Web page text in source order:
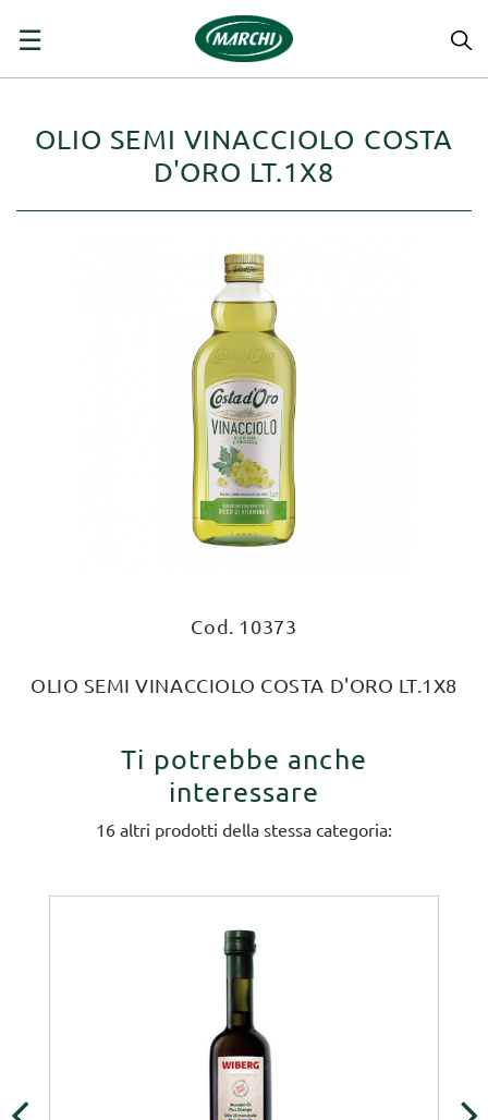
navigazione
☰
OLIO SEMI VINACCIOLO COSTA
D'ORO LT.1X8
Cod. 10373
OLIO SEMI VINACCIOLO COSTA D'ORO LT.1X8
Ti potrebbe anche
interessare
16 altri prodotti della stessa categoria: